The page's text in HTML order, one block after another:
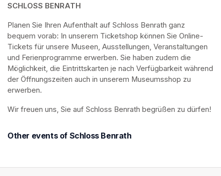
SCHLOSS BENRATH
Planen Sie Ihren Aufenthalt auf Schloss Benrath ganz
bequem vorab: In unserem Ticketshop können Sie Online-
Tickets für unsere Museen, Ausstellungen, Veranstaltungen
und Ferienprogramme erwerben. Sie haben zudem die
Möglichkeit, die Eintrittskarten je nach Verfügbarkeit während
der Öffnungszeiten auch in unserem Museumsshop zu
erwerben.
Wir freuen uns, Sie auf Schloss Benrath begrüßen zu dürfen!
Other events of Schloss Benrath